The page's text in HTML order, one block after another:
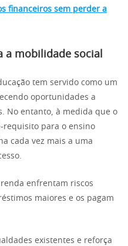
financeiros sem perder a
a mobilidade social
tem servido como um
oportunidades a
No entanto, à medida que o
requisito para o ensino
cada vez mais a uma
enfrentam riscos
maiores e os pagam
existentes e reforça